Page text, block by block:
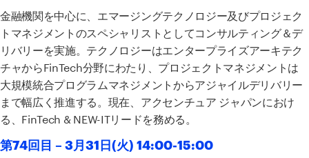
金融機関を中心に、エマージングテクノロジー及びプロジェク
トマネジメントのスペシャリストとしてコンサルティング＆デ
リバリーを実施。テクノロジーはエンタープライズアーキテク
チャからFinTech分野にわたり、プロジェクトマネジメントは
大規模統合プログラムマネジメントからアジャイルデリバリー
まで幅広く推進する。現在、アクセンチュア ジャパンにおけ
る、 FinTech & NEW-ITリードを務める。
第74回目 – 3月31日(火) 14:00-15:00